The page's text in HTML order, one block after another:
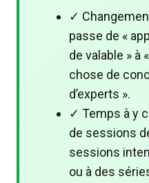
✓
passe de «
de valable » à
chose de
d’experts ».
✓ Temps à y
de sessions
sessions
ou à des